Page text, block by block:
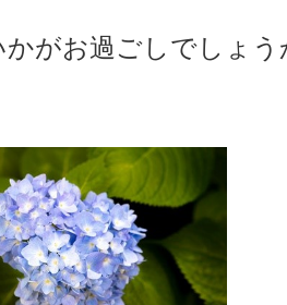
かがお過ごしでしょう